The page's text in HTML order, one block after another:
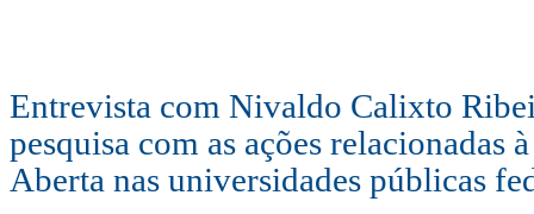
Entrevista com Nivaldo Calixto
pesquisa com as ações relacionadas
Aberta nas universidades públicas